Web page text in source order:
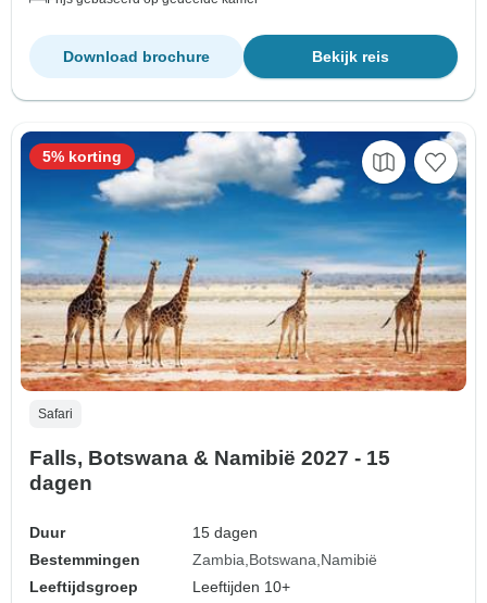
Bekijk reis
Download brochure
Safari
Falls, Botswana & Namibië 2027 - 15
dagen
Duur
15 dagen
Bestemmingen
Zambia Botswana Namibië
Leeftijdsgroep
Leeftijden 10+
5% korting